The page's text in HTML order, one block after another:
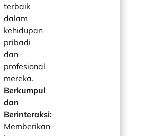
terbaik
dalam
kehidupan
pribadi
dan
profesional
mereka.
Berkumpul
dan
Berinteraksi:
Memberikan